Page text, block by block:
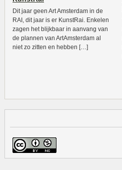
Dit jaar geen Art Amsterdam in de
RAI, dit jaar is er KunstRai. Enkelen
zagen het blijkbaar in aanvang van
de plannen van ArtAmsterdam al
niet zo zitten en hebben […]